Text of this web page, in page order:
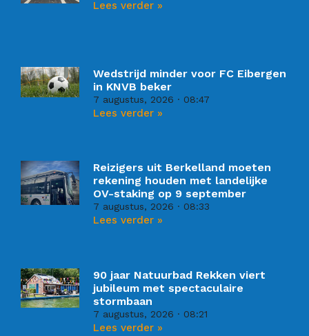
Lees verder »
Wedstrijd minder voor FC Eibergen
in KNVB beker
7 augustus, 2026 08:47
Lees verder »
Reizigers uit Berkelland moeten
rekening houden met landelijke
OV-staking op 9 september
7 augustus, 2026 08:33
Lees verder »
90 jaar Natuurbad Rekken viert
jubileum met spectaculaire
stormbaan
7 augustus, 2026 08:21
Lees verder »